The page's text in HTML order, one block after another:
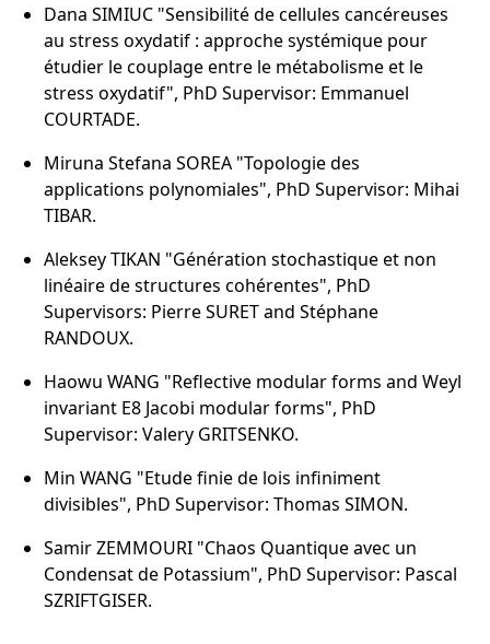
Dana SIMIUC "Sensibilité de cellules cancéreuses
au stress oxydatif : approche systémique pour
étudier le couplage entre le métabolisme et le
stress oxydatif", PhD Supervisor: Emmanuel
COURTADE.
Miruna Stefana SOREA "Topologie des
applications polynomiales", PhD Supervisor: Mihai
TIBAR.
Aleksey TIKAN "Génération stochastique et non
linéaire de structures cohérentes", PhD
Supervisors: Pierre SURET and Stéphane
RANDOUX.
Haowu WANG "Reflective modular forms and Weyl
invariant E8 Jacobi modular forms", PhD
Supervisor: Valery GRITSENKO.
Min WANG "Etude finie de lois infiniment
divisibles", PhD Supervisor: Thomas SIMON.
Samir ZEMMOURI "Chaos Quantique avec un
Condensat de Potassium", PhD Supervisor: Pascal
SZRIFTGISER.